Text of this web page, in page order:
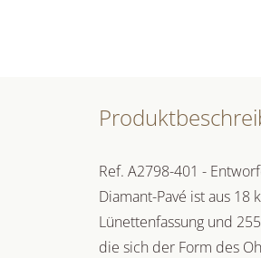
Ref. A2798-401 -
Diamant-Pavé ist aus
Lünettenfassung und
die sich der Form des